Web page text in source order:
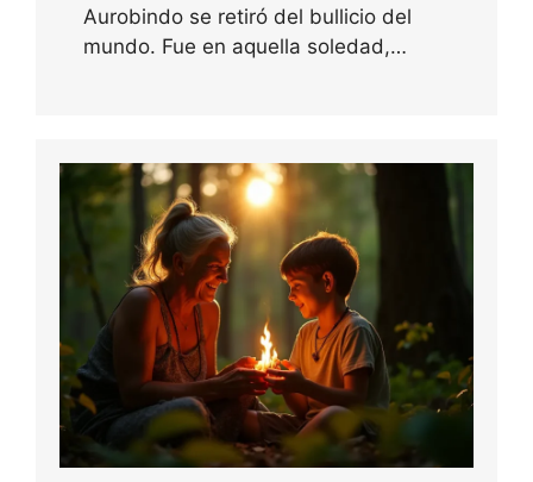
Aurobindo se retiró del bullicio del
mundo. Fue en aquella soledad,…